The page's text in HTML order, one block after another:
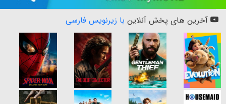
آخرین های پخش آنلاین با زیرنویس فارسی